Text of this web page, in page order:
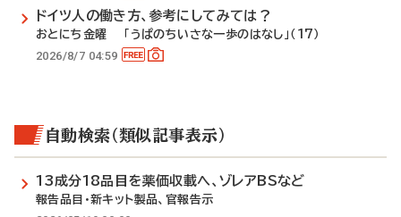
ドイツ人の働き方、参考にしてみては？
おとにち金曜 「うぱのちいさな一歩のはなし」（17）
2026/8/7 04:59
自動検索（類似記事表示）
13成分18品目を薬価収載へ、ゾレアBSなど
報告品目・新キット製品、官報告示